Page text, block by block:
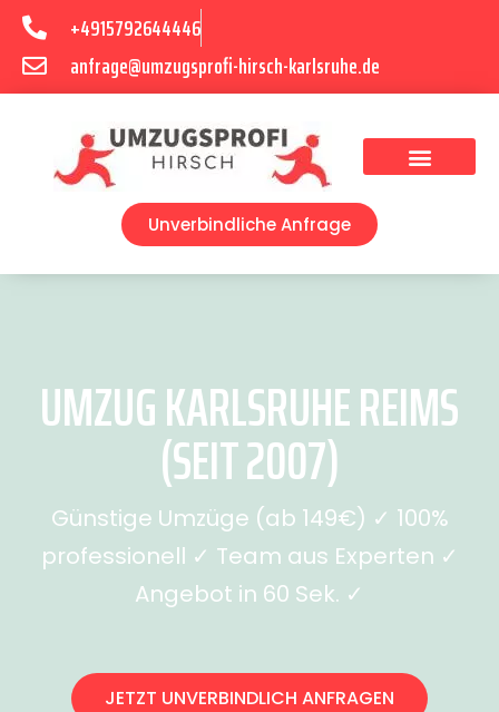
+4915792644446
anfrage@umzugsprofi-hirsch-karlsruhe.de
Unverbindliche Anfrage
UMZUG KARLSRUHE REIMS
(SEIT 2007)
Günstige Umzüge (ab 149€) ✓ 100%
professionell ✓ Team aus Experten ✓
Angebot in 60 Sek. ✓
JETZT UNVERBINDLICH ANFRAGEN